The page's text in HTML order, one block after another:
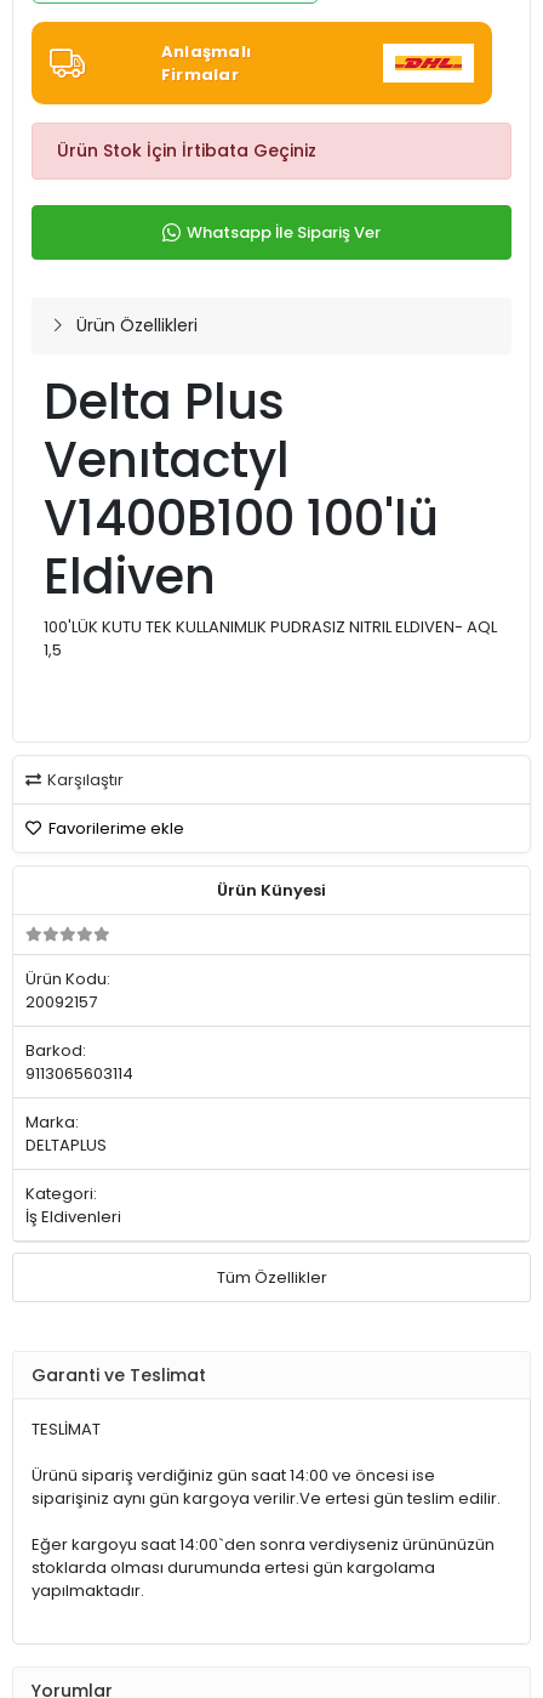
Anlaşmalı
Firmalar
Ürün Stok İçin İrtibata Geçiniz
Whatsapp İle Sipariş Ver
Ürün Özellikleri
Delta Plus
Venıtactyl
V1400B100 100'lü
Eldiven
100'LÜK KUTU TEK KULLANIMLIK PUDRASIZ NITRIL ELDIVEN- AQL
1,5
Karşılaştır
Favorilerime ekle
Ürün Künyesi
Ürün Kodu:
20092157
Barkod:
9113065603114
Marka:
DELTAPLUS
Kategori:
İş Eldivenleri
Tüm Özellikler
Garanti ve Teslimat
TESLİMAT
Ürünü sipariş verdiğiniz gün saat 14:00 ve öncesi ise
siparişiniz aynı gün kargoya verilir.Ve ertesi gün teslim edilir.
Eğer kargoyu saat 14:00`den sonra verdiyseniz ürününüzün
stoklarda olması durumunda ertesi gün kargolama
yapılmaktadır.
Yorumlar